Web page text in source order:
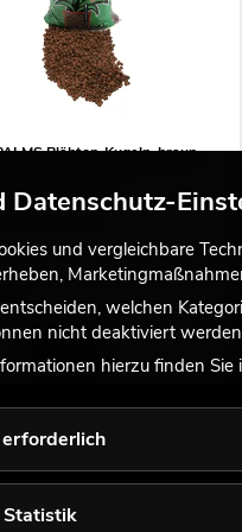
Blähton-Kugeln, braun
€
Datenschutz-
und vergleichbare
welchen
nicht deaktiviert
hierzu finden Sie
erforderlich
Statistik